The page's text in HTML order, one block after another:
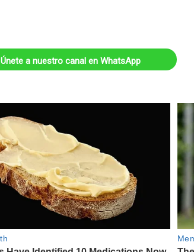
Únete a nuestro canal en WhatsApp